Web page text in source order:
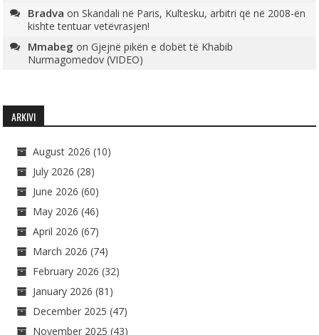
Bradva onSkandali në Paris, Kultesku, arbitri që në 2008-ën
kishte tentuar vetëvrasjen!
Mmabeg onGjejnë pikën e dobët të Khabib
Nurmagomedov (VIDEO)
ARKIVI
August 2026 (10)
July 2026 (28)
June 2026 (60)
May 2026 (46)
April 2026 (67)
March 2026 (74)
February 2026 (32)
January 2026 (81)
December 2025 (47)
November 2025 (43)